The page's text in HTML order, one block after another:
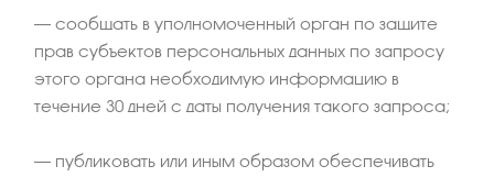
– сообщать в уполномоченный орган по защите
прав субъектов персональных данных по запросу
этого органа необходимую информацию в
течение 30 дней с даты получения такого запроса;
– публиковать или иным образом обеспечивать